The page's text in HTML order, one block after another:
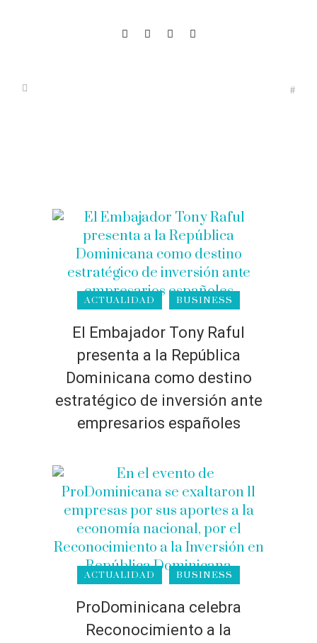
ACTUALIDAD BUSINESS
El Embajador Tony Raful
presenta a la República
Dominicana como destino
estratégico de inversión ante
empresarios españoles
ACTUALIDAD BUSINESS
ProDominicana celebra
Reconocimiento a la